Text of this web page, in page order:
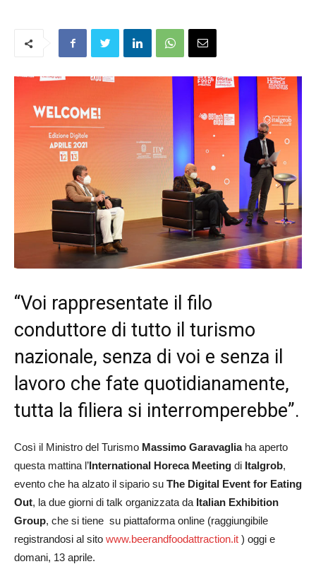
“Voi rappresentate il filo
conduttore di tutto il turismo
nazionale, senza di voi e senza il
lavoro che fate quotidianamente,
tutta la filiera si interromperebbe”.
Così il Ministro del Turismo Massimo Garavagliaha aperto
questa mattina l’International Horeca Meeting di Italgrob,
evento che ha alzato il sipario su The Digital Event for Eating
Out, la due giorni di talk organizzata da Italian Exhibition
Group, che si tiene su piattaforma online (raggiungibile
registrandosi al sito www.beerandfoodattraction.it ) oggi e
domani, 13 aprile.